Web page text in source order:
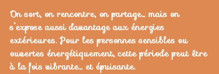
On sort, on rencontre, on partage… mais on
s’expose aussi davantage aux énergies
extérieures. Pour les personnes sensibles ou
ouvertes énergétiquement, cette période peut être
à la fois vibrante… et épuisante.